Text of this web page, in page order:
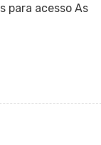
para acesso As